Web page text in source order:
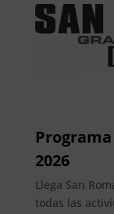
2026
Llega San
todas las